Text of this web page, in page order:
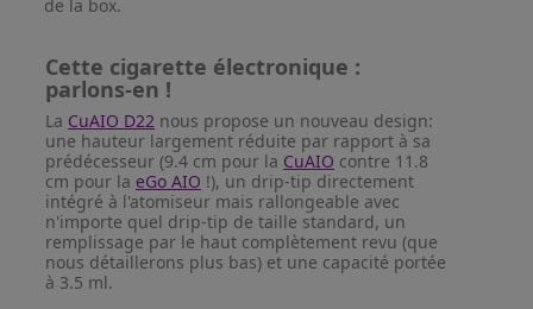
de la box.
Cette cigarette électronique :
parlons-en !
La CuAIO D22 nous propose un nouveau design:
une hauteur largement réduite par rapport à sa
prédécesseur (9.4 cm pour la CuAIO contre 11.8
cm pour la eGo AIO !), un drip-tip directement
intégré à l'atomiseur mais rallongeable avec
n'importe quel drip-tip de taille standard, un
remplissage par le haut complètement revu (que
nous détaillerons plus bas) et une capacité portée
à 3.5 ml.